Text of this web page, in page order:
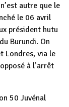
autre que le
le 06 avril
président hutu
Burundi. On
Londres, via le
à l’arrêt
50 Juvénal